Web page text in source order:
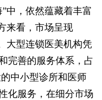
中，依然蕴藏着丰富
来看，市场呈现
大型连锁医美机构凭
完善的服务体系，占
中小型诊所和医师
化服务，在细分市场